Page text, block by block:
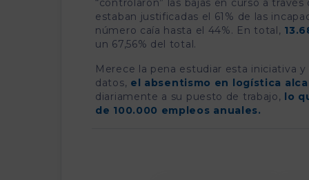
“controlaron” las bajas en curso a
estaban justificadas el 61% de las
número caía hasta el 44%. En total,
un 67,56% del total.
Merece la pena estudiar esta iniciativa
datos, el absentismo en logística
diariamente a su puesto de trabajo, lo
de 100.000 empleos anuales.